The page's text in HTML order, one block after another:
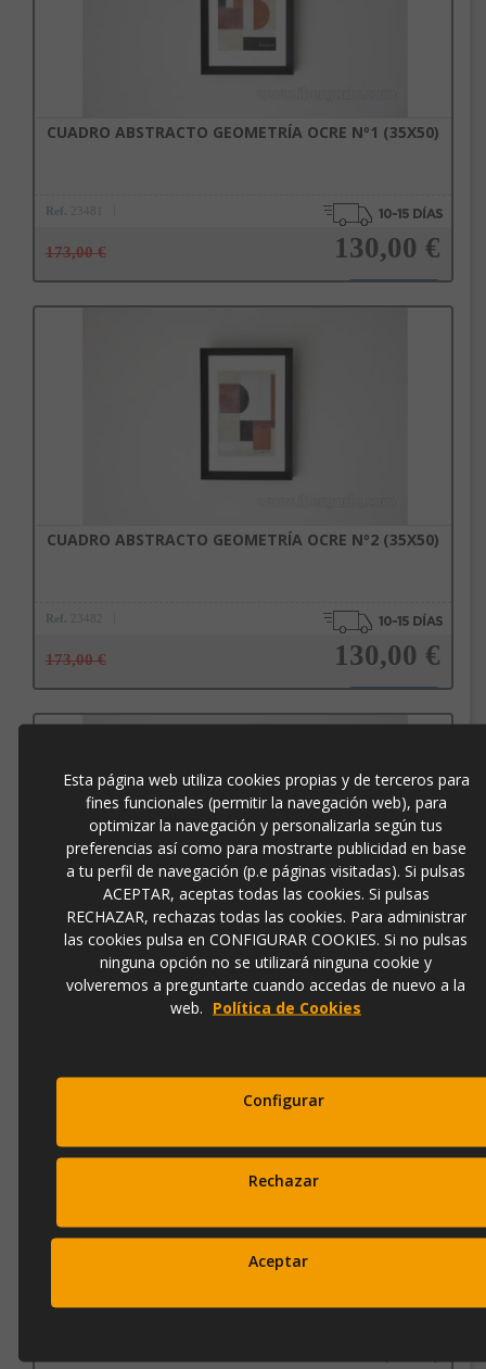
CUADRO ABSTRACTO GEOMETRÍA OCRE Nº1 (35X50)
Ref.
173,00 € 130,00 €
CUADRO ABSTRACTO GEOMETRÍA OCRE Nº2 (35X50)
Ref.
173,00 € 130,00 €
CUADRO ABSTRACTO GEOMETRÍA OCRE Nº4 (35X50)
Añadir a la cesta
Esta página web utiliza cookies propias y de terceros para
fines funcionales (permitir la navegación web), para
optimizar la navegación y personalizarla según tus
preferencias así como para mostrarte publicidad en base
a tu perfil de navegación (p.e páginas visitadas). Si pulsas
ACEPTAR, aceptas todas las cookies. Si pulsas
RECHAZAR, rechazas todas las cookies. Para administrar
las cookies pulsa en CONFIGURAR COOKIES. Si no pulsas
ninguna opción no se utilizará ninguna cookie y
volveremos a preguntarte cuando accedas de nuevo a la
web. Política de Cookies
Configurar
Rechazar
Aceptar